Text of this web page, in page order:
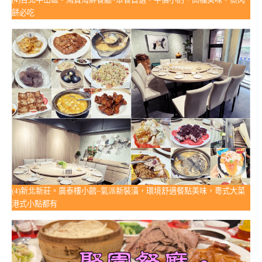
餅必吃
(4)新北新莊。廣泰樓小館~氣派新裝潢，環境舒適餐點美味，粵式大菜
港式小點都有